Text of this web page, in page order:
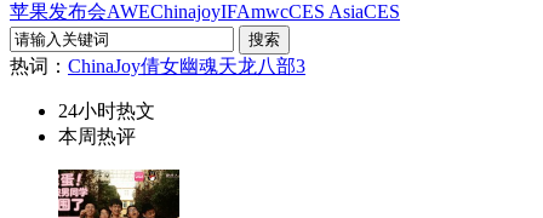
苹果发布会AWEChinajoyIFAmwcCES AsiaCES
热词： ChinaJoy倩女幽魂天龙八部3
24小时热文
本周热评